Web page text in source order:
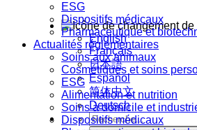
English
Français
日本語
Español
简体中文
Deutsch
ESG
Dispositifs médicaux
Pharmaceutique et
Actualités réglementaires
Soins aux animaux
Cosmétiques et soins
ESG
Alimentation et nutrition
Soins à domicile et
Dispositifs médicaux